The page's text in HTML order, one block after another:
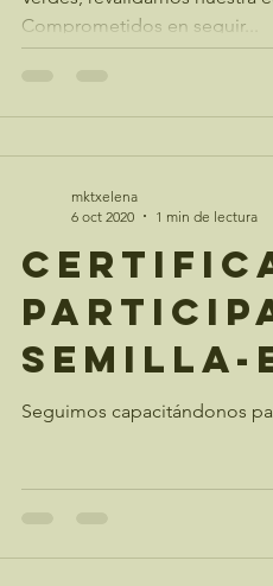
Comprometidos en seguir...
Semilla-
Seguimos capacitándonos
mktxelena
6 oct 2020
1 min de lectura